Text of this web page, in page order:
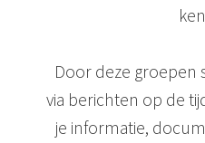
Door deze groepen
via berichten op de
je informatie,